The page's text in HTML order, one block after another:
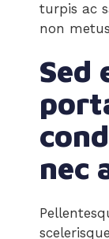
turpis ac
non
Sed
nec